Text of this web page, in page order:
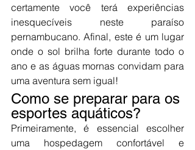
certamente você terá experiências
inesquecíveis neste paraíso
pernambucano. Afinal, este é um lugar
onde o sol brilha forte durante todo o
ano e as águas mornas convidam para
uma aventura sem igual!
Como se preparar para os
esportes aquáticos?
Primeiramente, é essencial escolher
uma hospedagem confortável e